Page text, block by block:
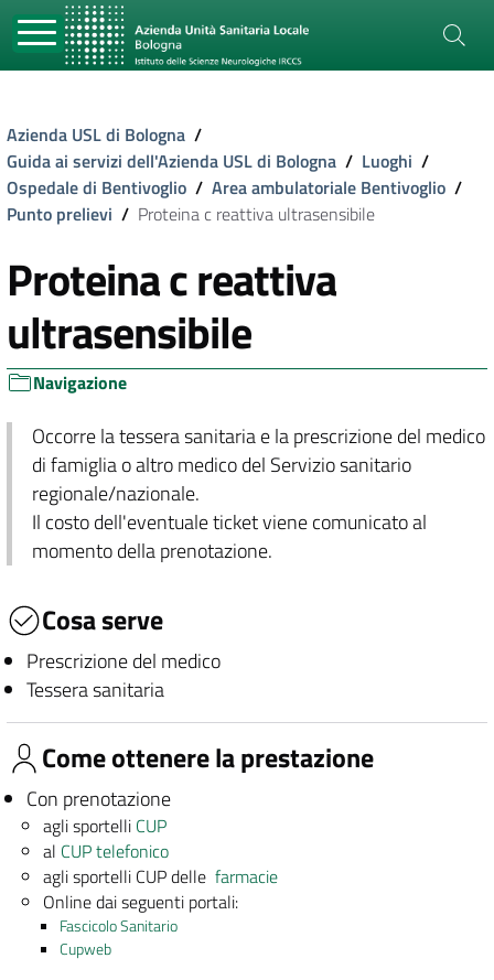
Azienda USL di Bologna /
Guida ai servizi dell'Azienda USL di Bologna / Luoghi /
Ospedale di Bentivoglio / Area ambulatoriale Bentivoglio /
Punto prelievi / Proteina c reattiva ultrasensibile
Proteina c reattiva
ultrasensibile
Navigazione
Occorre la tessera sanitaria e la prescrizione del medico
di famiglia o altro medico del Servizio sanitario
regionale/nazionale.
Il costo dell'eventuale ticket viene comunicato al
momento della prenotazione.
Cosa serve
Prescrizione del medico
Tessera sanitaria
Come ottenere la prestazione
Con prenotazione
agli sportelli CUP
al CUP telefonico
agli sportelli CUP dellefarmacie
Online dai seguenti portali:
Fascicolo Sanitario
Cupweb